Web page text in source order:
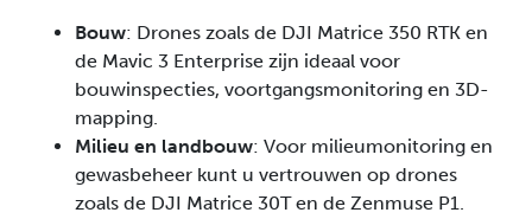
Bouw: Drones zoals de DJI Matrice 350 RTK en
de Mavic 3 Enterprise zijn ideaal voor
bouwinspecties, voortgangsmonitoring en 3D-
mapping.
Milieu en landbouw: Voor milieumonitoring en
gewasbeheer kunt u vertrouwen op drones
zoals de DJI Matrice 30T en de Zenmuse P1.